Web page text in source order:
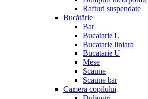
Rafturi suspendate
Bucătărie
Bar
Bucatarie L
Bucatarie liniara
Bucatarie U
Mese
Scaune
Scaune bar
Camera copilului